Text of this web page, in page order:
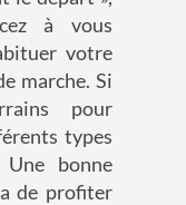
à vous
votre
marche. Si
pour
types
Une bonne
de profiter